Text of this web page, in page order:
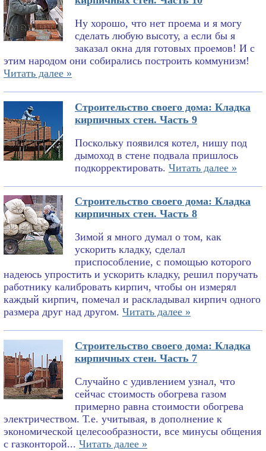
Ну хорошо, что нет проема и я могу
сделать любую высоту, а если бы я
заказал окна для готовых проемов! И с
этим народом они собирались построить коммунизм!
Читать далее »
Строительство своего дома: Кладка
кирпичных стен. Часть 9
Поскольку появился котел, нишу под
дымоход в стене подвала пришлось
подкорректировать. Читать далее »
Строительство своего дома: Кладка
кирпичных стен. Часть 8
Зимой я много думал о том, как
ускорить кладку, сделал
приспособление, с помощью которого
надеюсь упростить и ускорить кладку, решил поручать
работнику калибровать кирпич, чтобы он измерял
каждый кирпич, помечал и раскладывал кирпич одного
размера друг над другом. Читать далее »
Строительство своего дома: Кладка
кирпичных стен. Часть 7
Случайно с удивлением узнал, что
сейчас стоимость обогрева газом
примерно равна стоимости обогрева
электричеством. Т.е. учитывая, в дополнение к
экономической целесообразности, все минусы общения
с газконторой... Читать далее »